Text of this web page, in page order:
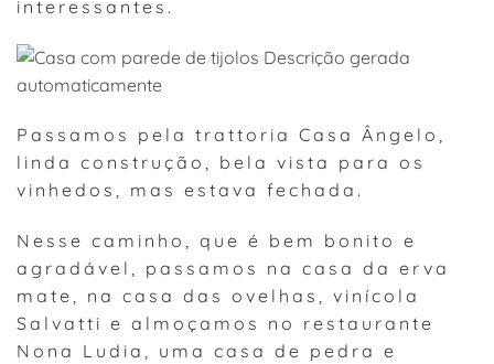
interessantes.
Passamos pela trattoria Casa Ângelo,
linda construção, bela vista para os
vinhedos, mas estava fechada.
Nesse caminho, que é bem bonito e
agradável, passamos na casa da erva
mate, na casa das ovelhas, vinícola
Salvatti e almoçamos no restaurante
Nona Ludia, uma casa de pedra e